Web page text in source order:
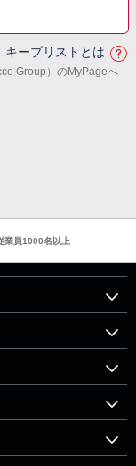
キープリストとは
Group）のMyPageへ
業員1000名以上